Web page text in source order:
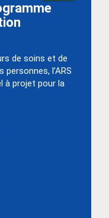
de soins et de
l’ARS
à projet pour la